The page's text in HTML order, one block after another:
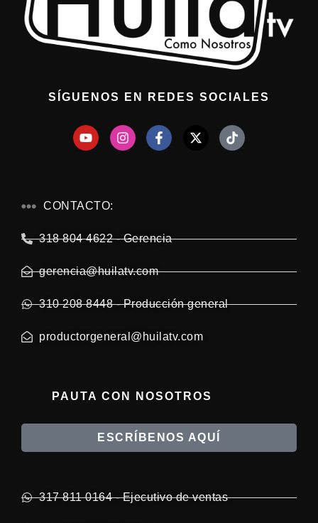
SÍGUENOS EN REDES SOCIALES
CONTACTO:
318 804 4622 - Gerencia
gerencia@huilatv.com
310 208 8448 - Producción general
productorgeneral@huilatv.com
PAUTA CON NOSOTROS
ESCRÍBENOS AQUÍ
317 811 0164 - Ejecutivo de ventas